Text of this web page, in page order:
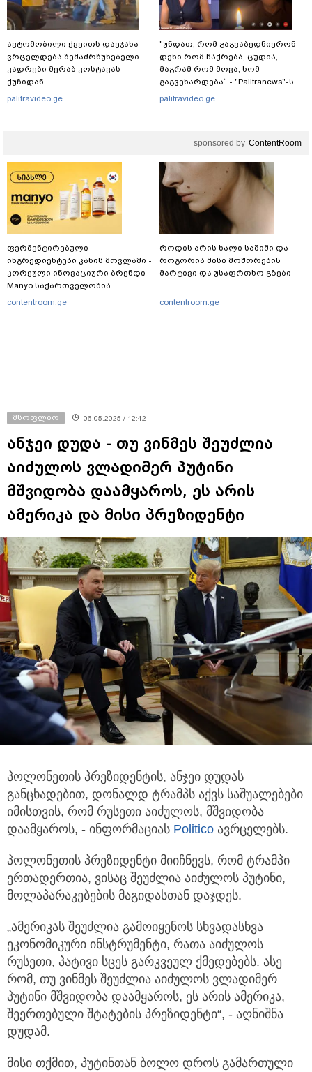
ავტომობილი ქვეითს დაეჯახა -
ვრცელდება შემაძრწუნებელი
კადრები მერაბ კოსტავას
ქუჩიდან
palitravideo.ge
"უნდათ, რომ გაგვაბედნიერონ -
დენი რომ ჩაქრება, ცუდია,
მაგრამ რომ მოვა, ხომ
გაგვეხარდება“ - "Palitranews"-ს
პირდეპირ ეთერში გია
palitravideo.ge
sponsored by ContentRoom
ფერმენტირებული
ინგრედიენტები კანის მოვლაში -
კორეული ინოვაციური ბრენდი
Manyo საქართველოშია
contentroom.ge
როდის არის ხალი საშიში და
როგორია მისი მოშორების
მარტივი და უსაფრთხო გზები
contentroom.ge
მსოფლიო 06.05.2025 / 12:42
ანჯეი დუდა - თუ ვინმეს შეუძლია
აიძულოს ვლადიმერ პუტინი
მშვიდობა დაამყაროს, ეს არის
ამერიკა და მისი პრეზიდენტი
პოლონეთის პრეზიდენტის, ანჯეი დუდას
განცხადებით, დონალდ ტრამპს აქვს საშუალებები
იმისთვის, რომ რუსეთი აიძულოს, მშვიდობა
დაამყაროს, - ინფორმაციას Politico ავრცელებს.
პოლონეთის პრეზიდენტი მიიჩნევს, რომ ტრამპი
ერთადერთია, ვისაც შეუძლია აიძულოს პუტინი,
მოლაპარაკებების მაგიდასთან დაჯდეს.
„ამერიკას შეუძლია გამოიყენოს სხვადასხვა
ეკონომიკური ინსტრუმენტი, რათა აიძულოს
რუსეთი, პატივი სცეს გარკვეულ ქმედებებს. ასე
რომ, თუ ვინმეს შეუძლია აიძულოს ვლადიმერ
პუტინი მშვიდობა დაამყაროს, ეს არის ამერიკა,
შეერთებული შტატების პრეზიდენტი“, - აღნიშნა
დუდამ.
მისი თქმით, პუტინთან ბოლო დროს გამართული